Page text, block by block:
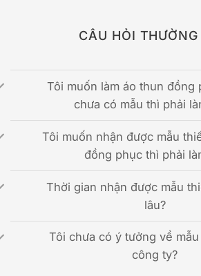
CÂU HỎI THƯỜNG
Tôi muốn làm áo thun đồng
chưa có mẫu thì phải
Tôi muốn nhận được mẫu
đồng phục thì phải
Thời gian nhận được mẫu
lâu?
Tôi chưa có ý tưởng về
công ty?